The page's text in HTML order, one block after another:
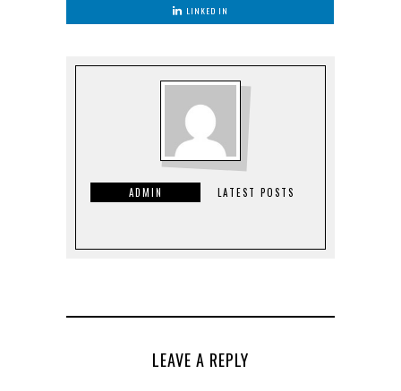
LINKED IN
ADMIN LATEST POSTS
LEAVE A REPLY